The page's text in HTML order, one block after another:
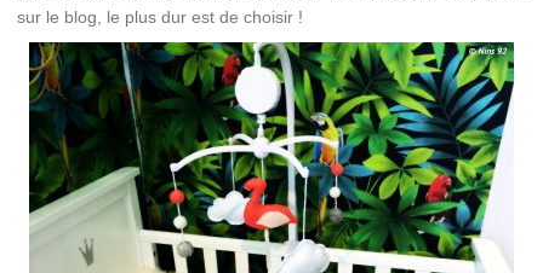
sur le blog, le plus dur est de choisir !